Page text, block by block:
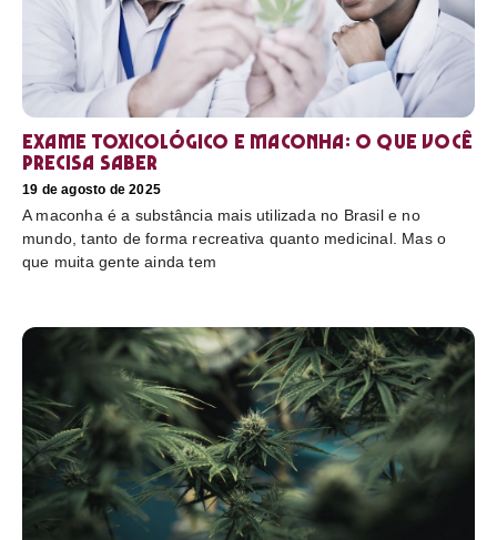
Exame toxicológico e maconha: o que você
precisa saber
19 de agosto de 2025
A maconha é a substância mais utilizada no Brasil e no
mundo, tanto de forma recreativa quanto medicinal. Mas o
que muita gente ainda tem